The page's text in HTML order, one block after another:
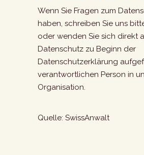
Wenn Sie Fragen zum
haben, schreiben Sie uns
oder wenden Sie sich direkt
Datenschutz zu Beginn der
Datenschutzerklärung
verantwortlichen Person in
Organisation.
Quelle: SwissAnwalt